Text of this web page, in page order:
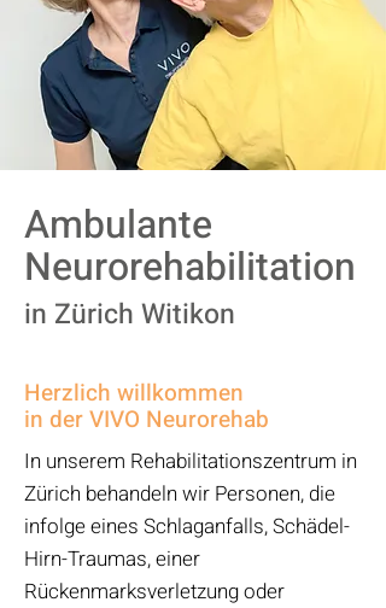
Ambulante
Neurorehabilitation
in Zürich Witikon
Herzlich willkommen
in der VIVO Neurorehab
In unserem Rehabilitationszentrum in
Zürich behandeln wir Personen, die
infolge eines Schlaganfalls, Schädel-
Hirn-Traumas, einer
Rückenmarksverletzung oder